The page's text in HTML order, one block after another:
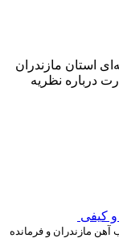
استان مازندران
درباره نظریه
آهن مازندران و فرمانده